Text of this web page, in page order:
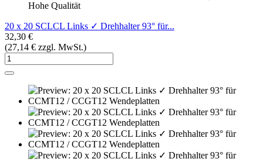
Hohe Qualität
20 x 20 SCLCL Links ✓ Drehhalter 93° für...
32,30 €
(27,14 € zzgl. MwSt.)